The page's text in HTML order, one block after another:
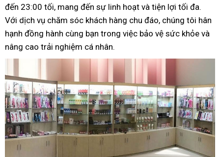
đến 23:00 tối, mang đến sự linh hoạt và tiện lợi tối đa.
Với dịch vụ chăm sóc khách hàng chu đáo, chúng tôi hân
hạnh đồng hành cùng bạn trong việc bảo vệ sức khỏe và
nâng cao trải nghiệm cá nhân.